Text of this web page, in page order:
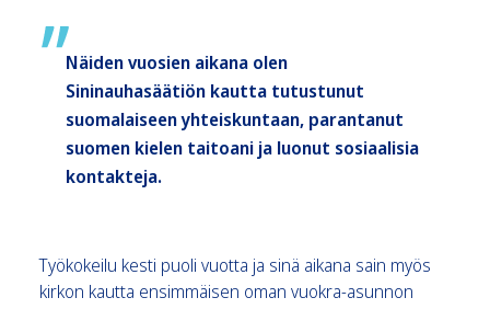
Näiden vuosien aikana olen
Sininauhasäätiön kautta tutustunut
suomalaiseen yhteiskuntaan, parantanut
suomen kielen taitoani ja luonut sosiaalisia
kontakteja.
Työkokeilu kesti puoli vuotta ja sinä aikana sain myös
kirkon kautta ensimmäisen oman vuokra-asunnon